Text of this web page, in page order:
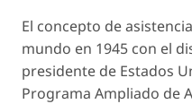
El concepto de
mundo en 1945 con el
presidente de Estados
Programa Ampliado de